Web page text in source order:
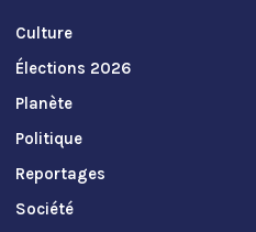
Culture
Élections 2026
Planète
Politique
Reportages
Société